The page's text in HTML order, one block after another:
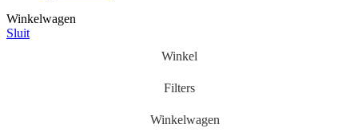
Winkelwagen
Sluit
Winkel
Filters
Winkelwagen